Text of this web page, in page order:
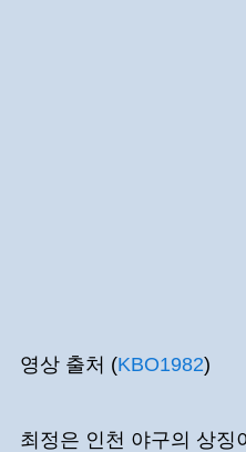
영상 출처 (KBO1982)
최정은 인천 야구의 상징